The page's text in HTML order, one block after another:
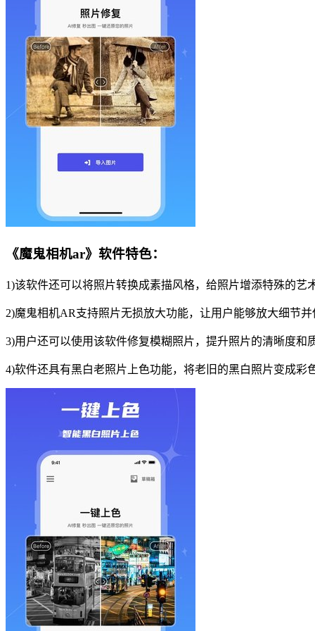
《魔鬼相机ar》软件特色：
1)该软件还可以将照片转换成素描风格，给照片增添特殊的艺
2)魔鬼相机AR支持照片无损放大功能，让用户能够放大细节并
3)用户还可以使用该软件修复模糊照片，提升照片的清晰度和
4)软件还具有黑白老照片上色功能，将老旧的黑白照片变成彩